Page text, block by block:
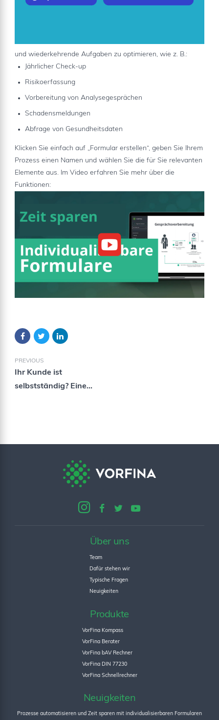
und wiederkehrende Aufgaben zu optimieren, wie z. B.:
Jährlicher Check-up
Risikoerfassung
Vorbereitung von Analysegesprächen
Schadensmeldungen
Abfrage von Gesundheitsdaten
Klicken Sie einfach auf „Formular erstellen“, geben Sie Ihrem
Prozess einen Namen und wählen Sie die für Sie relevanten
Elemente aus. Im Video erfahren Sie mehr über die
Funktionen:
PREVIOUS
Ihr Kunde ist
selbstständig? Eine
Über uns
Team
Dafür stehen wir
Typische Fragen
Neuigkeiten
Produkte
VorFina Kompass
VorFina Berater
VorFina bAV Rechner
VorFina DIN 77230
VorFina Schnellrechner
Neuigkeiten
Prozesse automatisieren und Zeit sparen mit individualisierbaren Formularen